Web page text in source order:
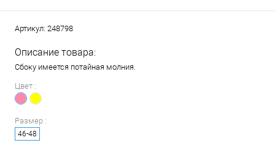
Артикул: 248798
Описание товара:
Сбоку имеется потайная молния.
Цвет :
Размер :
46-48